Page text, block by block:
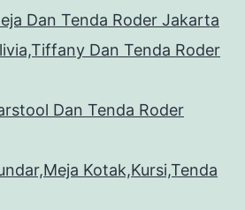
Dan Tenda Roder Jakarta
Dan Tenda Roder
Dan Tenda Roder
Kotak,Kursi,Tenda